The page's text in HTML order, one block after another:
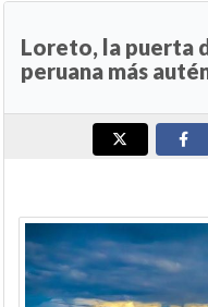
Loreto, la puerta
peruana más